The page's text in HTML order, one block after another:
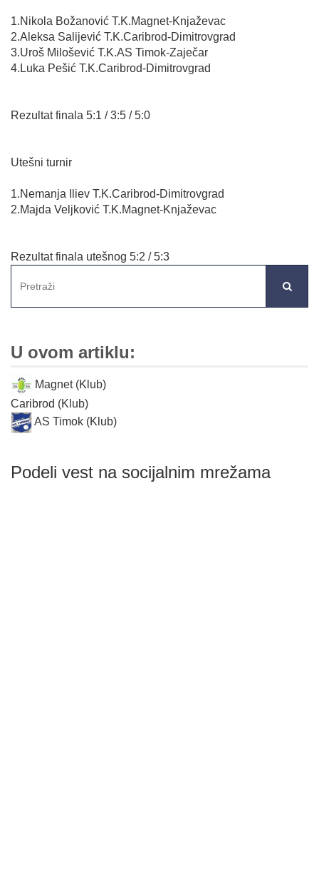
1.Nikola Božanović T.K.Magnet-Knjaževac
2.Aleksa Salijević T.K.Caribrod-Dimitrovgrad
3.Uroš Milošević T.K.AS Timok-Zaječar
4.Luka Pešić T.K.Caribrod-Dimitrovgrad
Rezultat finala 5:1 / 3:5 / 5:0
Utešni turnir
1.Nemanja Iliev T.K.Caribrod-Dimitrovgrad
2.Majda Veljković T.K.Magnet-Knjaževac
Rezultat finala utešnog 5:2 / 5:3
U ovom artiklu:
Magnet (Klub)
Caribrod (Klub)
AS Timok (Klub)
Podeli vest na socijalnim mrežama